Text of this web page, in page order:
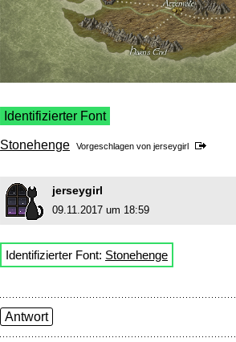
Identifizierter Font
Stonehenge Vorgeschlagen von jerseygirl
jerseygirl
09.11.2017 um 18:59
Identifizierter Font: Stonehenge
Antwort